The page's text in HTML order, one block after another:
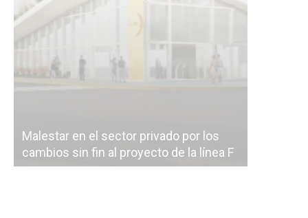
Malestar en el sector privado por los
cambios sin fin al proyecto de la línea F